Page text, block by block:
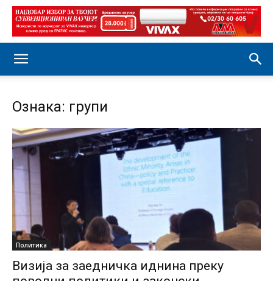
Ознака: групи
Политика
Визија за заедничка иднина преку